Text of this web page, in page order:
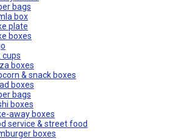
bags
box
plate
boxes
cups
boxes
& snack boxes
boxes
bags
boxes
away boxes
service & street food
boxes